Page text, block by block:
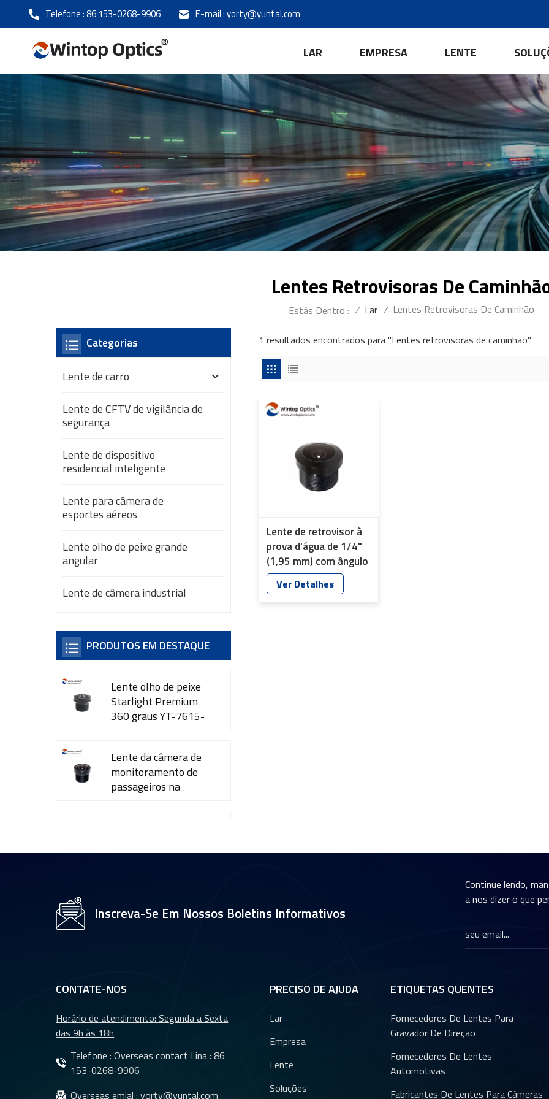
Telefone :86 153-0268-9906 E-mail :yorty@yuntal.com
LAR EMPRESA LENTE
Lentes Retrovisoras De
Estás Dentro : / Lar / Lentes Retrovisoras De Caminhão
1 resultados encontrados para "Lentes retrovisoras de caminhão"
Lente de retrovisor à
prova d'água de 1/4"
(1,95 mm) com ângulo
de visão de 170 graus
- YT-5112P-C1
Ver Detalhes
Categorias
Lente de carro
Lente de CFTV de vigilância de
segurança
Lente de dispositivo
residencial inteligente
Lente para câmera de
esportes aéreos
Lente olho de peixe grande
angular
Lente de câmera industrial
PRODUTOS EM DESTAQUE
Lente olho de peixe
Starlight Premium
360 graus YT-7615-
Lente da câmera de
monitoramento de
passageiros na
sensor OV2710 de
câmera de resolução
ré com visão noturna
à prova d&#39;água
para carro YT-7610-
C1
Lentes DMS e lentes
CMS para sistema
de câmeras de
Inscreva-Se Em Nossos Boletins Informativos
Continue lendo,
a nos dizer o que
CONTATE-NOS
Horário de atendimento: Segunda a Sexta
das 9h às 18h
Telefone : Overseas contact Lina :86
153-0268-9906
Overseas emial :yorty@yuntal.com
PRECISO DE AJUDA
Lar
Empresa
Lente
Soluções
ETIQUETAS QUENTES
Fornecedores De Lentes Para
Gravador De Direção
Fornecedores De Lentes
Automotivas
Fabricantes De Lentes Para Câmeras